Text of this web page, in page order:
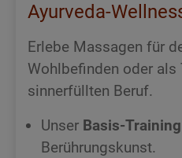
Ayurveda-
Erlebe Massagen für
Wohlbefinden oder als
sinnerfüllten Beruf.
Unser Basis-Training
Berührungskunst.